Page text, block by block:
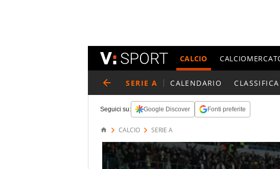
CALCIO
SERIE A CALENDARIO CLASSIFICA
Seguici su: Google Discover Fonti preferite
CALCIO SERIE A